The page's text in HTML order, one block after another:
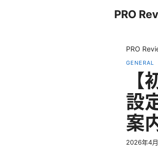
PRO
PRO
GENERAL
設
案
2026年4